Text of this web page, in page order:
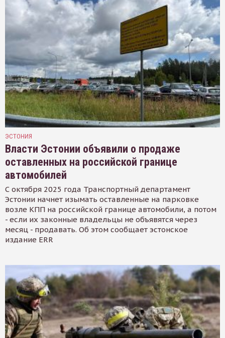
ЭСТОНИЯ
Власти Эстонии объявили о продаже
оставленных на российской границе
автомобилей
С октября 2025 года Транспортный департамент
Эстонии начнет изымать оставленные на парковке
возле КПП на российской границе автомобили, а потом
- если их законные владельцы не объявятся через
месяц - продавать. Об этом сообщает эстонское
издание ERR